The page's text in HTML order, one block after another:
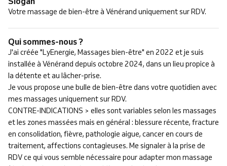
Votre massage de bien-être à Vénérand uniquement sur RDV.
Qui sommes-nous ?
J'ai créée "LyEnergie, Massages bien-être" en 2022 et je suis
installée à Vénérand depuis octobre 2024, dans un lieu propice à
la détente et au lâcher-prise.
Je vous propose une bulle de bien-être dans votre quotidien avec
mes massages uniquement sur RDV.
CONTRE-INDICATIONS > elles sont variables selon les massages
et les zones massées mais en général : blessure récente, fracture
en consolidation, fièvre, pathologie aigue, cancer en cours de
traitement, affections contagieuses. Me signaler à la prise de
RDV ce qui vous semble nécessaire pour adapter mon massage